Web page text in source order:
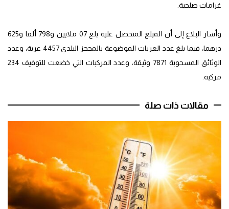
غرامات صلحية.
وأشار البلاغ إلى أن المبلغ المتحصل عليه بلغ 07 ملايين و798 ألفا و625
درهما، فيما بلغ عدد العربات الموضوعة بالمحجز البلدي 4457 عربة، وعدد
الوثائق المسحوبة 7871 وثيقة، وعدد المركبات التي خضعت للتوقيف 234
مركبة.
مقالات ذات صلة